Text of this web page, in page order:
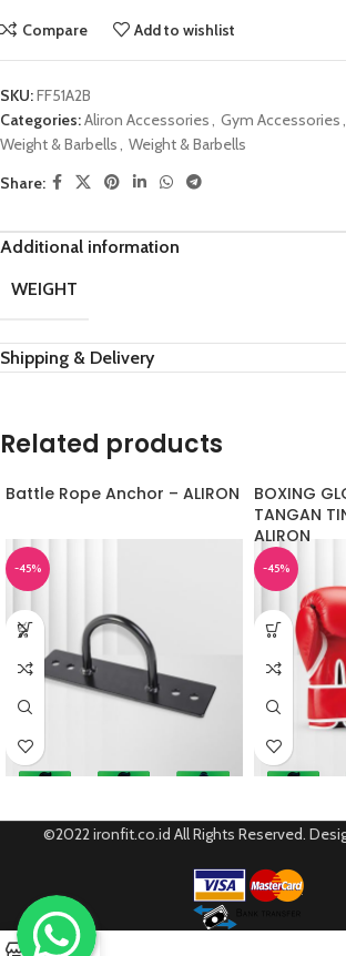
Compare Add to wishlist
SKU:FF51A2B
Categories:Aliron Accessories, Gym Accessories,
Weight & Barbells, Weight & Barbells
Share:
Additional information
WEIGHT
Shipping & Delivery
Related products
-45%
Battle Rope Anchor – ALIRON
-45%
BOXING
TANGAN
ALIRON
©2022 ironfit.co.id All Rights Reserved.
0